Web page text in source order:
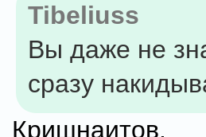
Tibeliuss
Вы даже не
сразу
Кришнаитов.